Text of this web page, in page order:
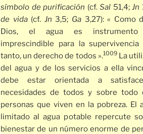
símbolo de purificación (cf.Sal 51,4; Jn
de vida(cf. Jn3,5; Ga 3,27): « Como
Dios, el agua es instrumento
imprescindible para la supervivencia
tanto, un derecho de todos ».1009La
del agua y de los servicios a ella
debe estar orientada a
necesidades de todos y sobre todo
personas que viven en la pobreza. El
limitado al agua potable repercute
bienestar de un número enorme de